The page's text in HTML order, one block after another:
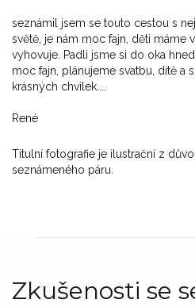
seznámil jsem se touto cestou s
světě, je nám moc fajn, děti máme
vyhovuje. Padli jsme si do oka
moc fajn, plánujeme svatbu, dítě a
krásných chvilek....
René
Titulní fotografie je ilustrační z
seznámeného páru.
Zkušenosti se